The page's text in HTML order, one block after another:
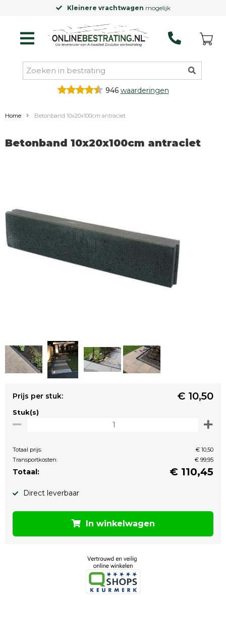
Kleinere vrachtwagen mogelijk
946 waarderingen
Home Betonband 10x20x100cm antraciet
Betonband 10x20x100cm antraciet
Prijs per stuk: € 10,50
Stuk(s)
Totaal prijs:
€ 10,50
Transportkosten:
€ 99,95
Totaal: € 110,45
Direct leverbaar
In winkelwagen